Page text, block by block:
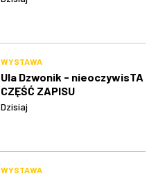
WYSTAWA
Ula Dzwonik - nieoczywisTA
CZĘŚĆ ZAPISU
Dzisiaj
WYSTAWA